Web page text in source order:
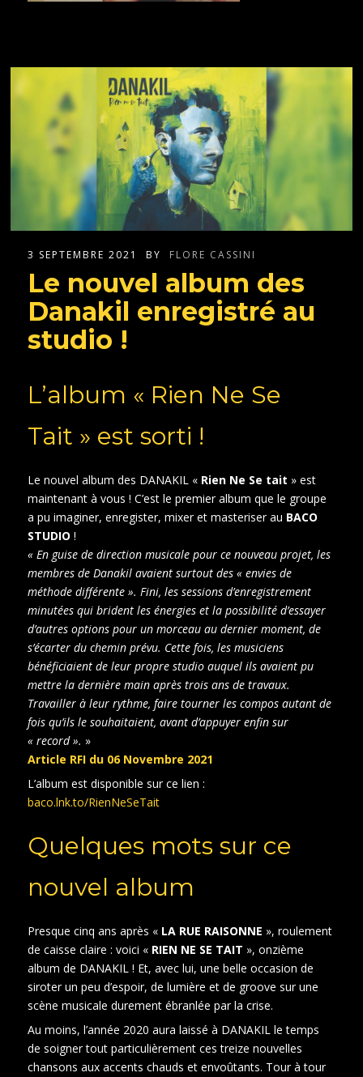
3 SEPTEMBRE 2021 BY FLORE CASSINI
Le nouvel album des
Danakil enregistré au
studio !
L’album « Rien Ne Se
Tait » est sorti !
Le nouvel album des DANAKIL « Rien Ne Se tait » est
maintenant à vous ! C’est le premier album que le groupe
a pu imaginer, enregister, mixer et masteriser au BACO
STUDIO !
« En guise de direction musicale pour ce nouveau projet, les
membres de Danakil avaient surtout des « envies de
méthode différente ». Fini, les sessions d’enregistrement
minutées qui brident les énergies et la possibilité d’essayer
d’autres options pour un morceau au dernier moment, de
s’écarter du chemin prévu. Cette fois, les musiciens
bénéficiaient de leur propre studio auquel ils avaient pu
mettre la dernière main après trois ans de travaux.
Travailler à leur rythme, faire tourner les compos autant de
fois qu’ils le souhaitaient, avant d’appuyer enfin sur
« record ». »
Article RFI du 06 Novembre 2021
L’album est disponible sur ce lien :
baco.lnk.to/RienNeSeTait
Quelques mots sur ce
nouvel album
Presque cinq ans après « LA RUE RAISONNE », roulement
de caisse claire : voici « RIEN NE SE TAIT », onzième
album de DANAKIL ! Et, avec lui, une belle occasion de
siroter un peu d’espoir, de lumière et de groove sur une
scène musicale durement ébranlée par la crise.
Au moins, l’année 2020 aura laissé à DANAKIL le temps
de soigner tout particulièrement ces treize nouvelles
chansons aux accents chauds et envoûtants. Tour à tour